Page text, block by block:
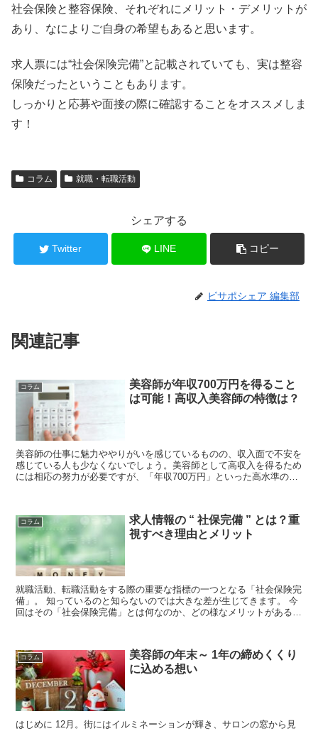
社会保険と整容保険、それぞれにメリット・デメリットが
あり、なによりご自身の希望もあると思います。
求人票には“社会保険完備”と記載されていても、実は整容
保険だったということもあります。
しっかりと応募や面接の際に確認することをオススメしま
す！
コラム 就職・転職活動
シェアする
Twitter LINE コピー
ビサポシェア 編集部
関連記事
コラム
美容師が年収700万円を得ること
は可能！高収入美容師の特徴は？
美容師の仕事に魅力ややりがいを感じているものの、収入面で不安を
感じている人も少なくないでしょう。美容師として高収入を得るため
には相応の努力が必要ですが、「年収700万円」といった高水準の収
コラム
求人情報の “ 社保完備 ” とは？重
視すべき理由とメリット
就職活動、転職活動をする際の重要な指標の一つとなる「社会保険完
備」。 知っているのと知らないのでは大きな差が生じてきます。 今
回はその「社会保険完備」とは何なのか、どの様なメリットがあるの
コラム
美容師の年末～ 1年の締めくくり
に込める想い
はじめに 12月。街にはイルミネーションが輝き、サロンの窓から見